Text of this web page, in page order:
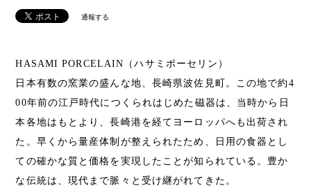
通報する
HASAMI PORCELAIN（ハサミポーセリン）
日本有数の窯業の盛んな地、長崎県波佐見町。この地で約4
00年前の江戸時代につくられはじめた磁器は、当時から日
本各地はもとより、長崎港を経てヨーロッパへも出荷され
た。早くから量産体制が整えられたため、日用の食器とし
ての確かな質と価格を実現したことが知られている。豊か
な伝統は、現代まで脈々と受け継がれてきた。